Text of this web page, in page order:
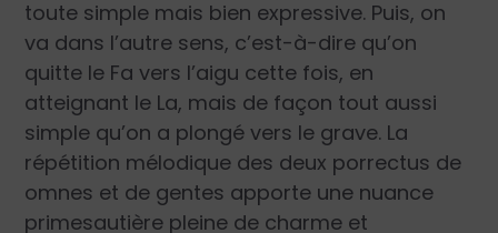
toute simple mais bien expressive. Puis, on
va dans l’autre sens, c’est-à-dire qu’on
quitte le Fa vers l’aigu cette fois, en
atteignant le La, mais de façon tout aussi
simple qu’on a plongé vers le grave. La
répétition mélodique des deux porrectus de
omnes et de gentes apporte une nuance
primesautière pleine de charme et